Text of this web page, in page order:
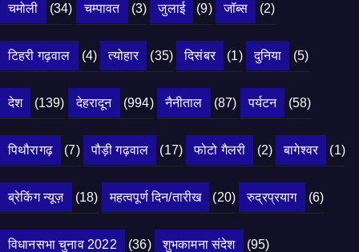
चमोली (34) चम्पावत (3) जुलाई (9) जॉब्स (2)
टिहरी गढ़वाल (4) त्योहार (35) दिसंबर (1) दुनिया (5)
देश (139) देहरादून (994) नैनीताल (87) पर्यटन (58)
पिथौरागढ़ (7) पौड़ी गढ़वाल (17) फोटो गैलरी (2) बागेश्वर (1)
ब्रेकिंग न्यूज़ (18) महत्वपूर्ण दिन/तारीख (20) रुद्रप्रयाग (6)
विधानसभा चुनाव 2022 (36) शुभकामना संदेश (95)